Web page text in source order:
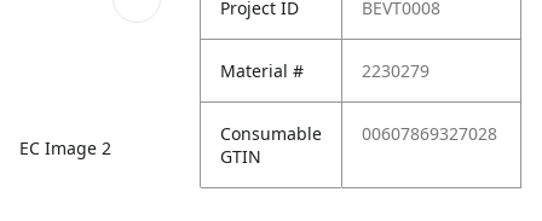
EC Image 2
Project ID BEVT0008
Material # 2230279
Consumable
GTIN
00607869327028